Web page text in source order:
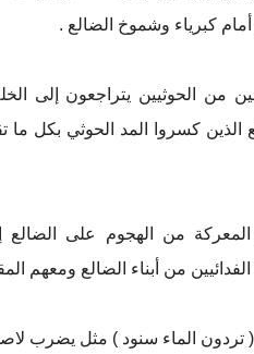
كبرياء وشموخ الضالع .
من الحوثيين يتراجعون إلى
الذين كسروا المد الحوثي بكل ما
من الهجوم على الضالع
الفدائيين من أبناء الضالع ومعهم
( تردون الماء سنود ) مثل يضرب